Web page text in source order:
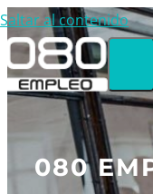
Saltar al contenido
080